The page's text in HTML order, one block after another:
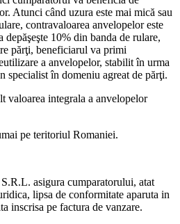
Atunci când uzura este mai mică sau
contravaloarea anvelopelor este
10% din banda de rulare,
părţi, beneficiarul va primi
a anvelopelor, stabilit în urma
specialist în domeniu agreat de părţi.
valoarea integrala a anvelopelor
pe teritoriul Romaniei.
asigura cumparatorului, atat
lipsa de conformitate aparuta in
inscrisa pe factura de vanzare.